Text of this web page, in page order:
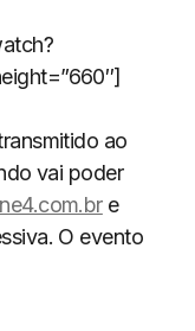
ao
vai poder
e
O evento